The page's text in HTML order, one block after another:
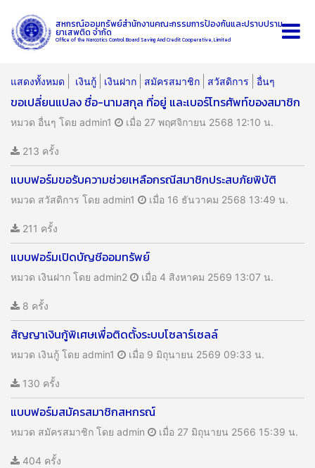
สหกรณ์ออมทรัพย์สำนักงานคณะกรรมการป้องกันและปราบปราม
ยาเสพติด จำกัด
Office of the Narcotics Control Board Saving And Credit Cooperative, Limited
แสดงทั้งหมด เงินกู้ เงินฝาก สมัครสมาชิก สวัสดิการ อื่นๆ
ขอเปลี่ยนแปลง ชื่อ-นามสกุล ที่อยู่ และเบอร์โทรศัพท์ของสมาชิก
หมวด อื่นๆ โดย admin1 เมื่อ 27 พฤศจิกายน 2568 12:10 น.
213 ครั้ง
แบบฟอร์มขอรับความช่วยเหลือกรณีสมาชิกประสบภัยพิบัติ
หมวด สวัสดิการ โดย admin1 เมื่อ 16 ธันวาคม 2568 13:49 น.
211 ครั้ง
แบบฟอร์มเปิดบัญชีออมทรัพย์
หมวด เงินฝาก โดย admin2 เมื่อ 4 สิงหาคม 2569 13:07 น.
8 ครั้ง
สัญญาเงินกู้พิเศษเพื่อติดตั้งระบบโซลาร์เซลล์
หมวด เงินกู้ โดย admin1 เมื่อ 9 มิถุนายน 2569 09:33 น.
130 ครั้ง
แบบฟอร์มสมัครสมาชิกสหกรณ์
หมวด สมัครสมาชิก โดย admin เมื่อ 27 มิถุนายน 2566 15:39 น.
404 ครั้ง